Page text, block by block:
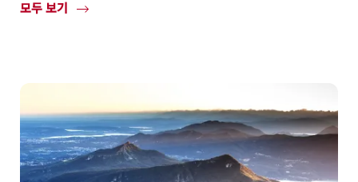
모두 보기
Common.Of
니
나
풍
경